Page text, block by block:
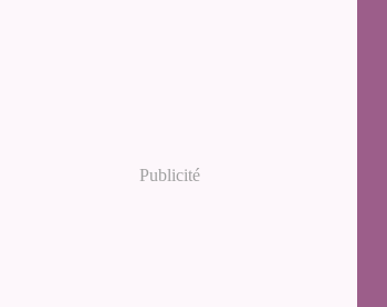
Publicité